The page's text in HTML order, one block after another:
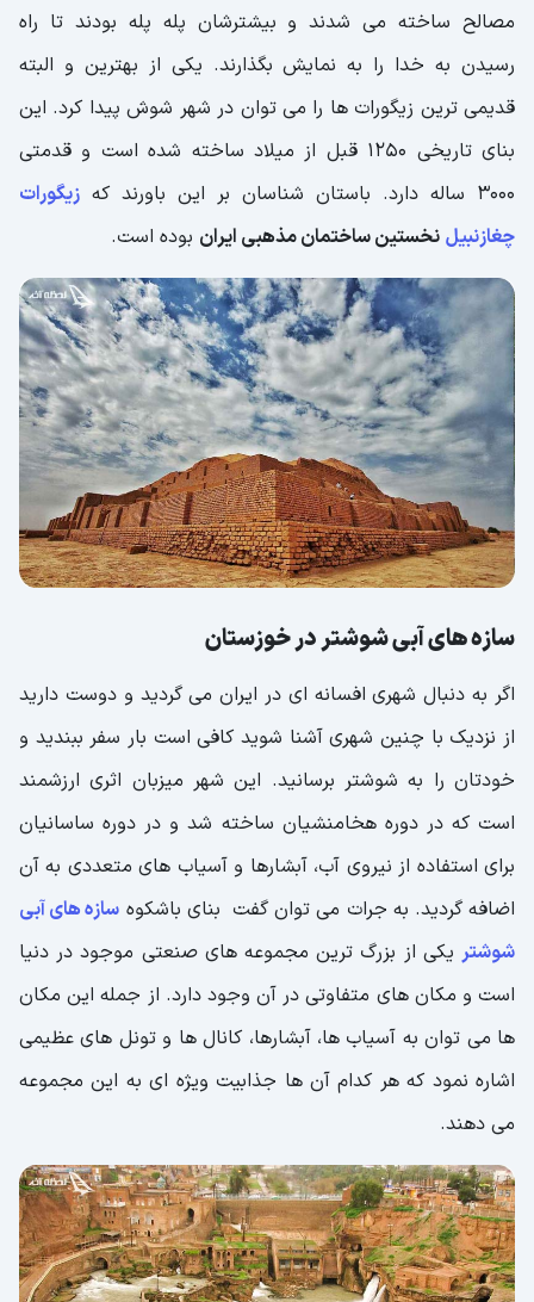
مصالح ساخته می شدند و بیشترشان پله پله بودند تا راه
رسیدن به خدا را به نمایش بگذارند. یکی از بهترین و البته
قدیمی ترین زیگورات ها را می توان در شهر شوش پیدا کرد. این
بنای تاریخی 1250 قبل از میلاد ساخته شده است و قدمتی
3000 ساله دارد. باستان شناسان بر این باورند که
زیگورات
چغازنبیل نخستین ساختمان مذهبی ایران بوده است.
سازه های آبی شوشتر در خوزستان
اگر به دنبال شهری افسانه ای در ایران می گردید و دوست دارید
از نزدیک با چنین شهری آشنا شوید کافی است بار سفر ببندید و
خودتان را به شوشتر برسانید. این شهر میزبان اثری ارزشمند
است که در دوره هخامنشیان ساخته شد و در دوره ساسانیان
برای استفاده از نیروی آب، آبشارها و آسیاب های متعددی به آن
اضافه گردید. به جرات می توان گفت بنای باشکوه سازه های آبی
شوشتر یکی از بزرگ ترین مجموعه های صنعتی موجود در دنیا
است و مکان های متفاوتی در آن وجود دارد. از جمله این مکان
ها می توان به آسیاب ها، آبشارها، کانال ها و تونل های عظیمی
اشاره نمود که هر کدام آن ها جذابیت ویژه ای به این مجموعه
می دهند.